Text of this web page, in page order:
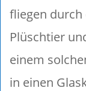
fliegen durch
Plüschtier
einem
in einen